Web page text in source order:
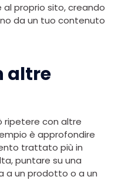
proprio sito, creando
da un tuo contenuto
altre
ripetere con altre
è approfondire
trattato più in
puntare su una
a un prodotto o a un